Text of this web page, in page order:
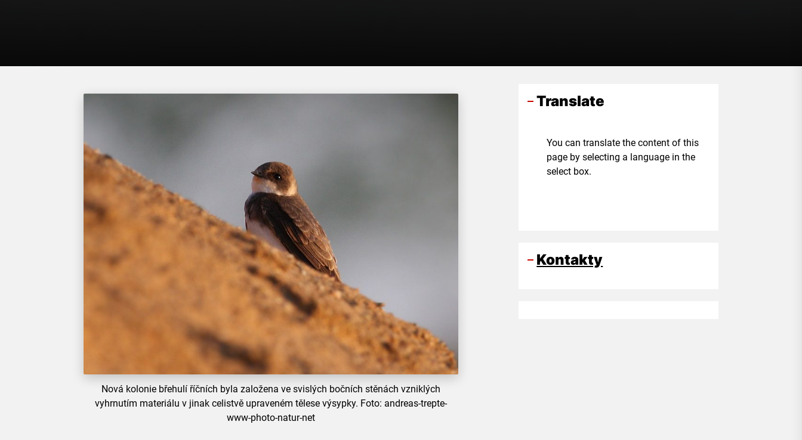
Nová kolonie břehulí říčních byla založena ve svislých bočních stěnách vzniklých
vyhrnutím materiálu v jinak celistvě upraveném tělese výsypky. Foto: andreas-trepte-
www-photo-natur-net
Translate
You can translate the content of this
page by selecting a language in the
select box.
Kontakty